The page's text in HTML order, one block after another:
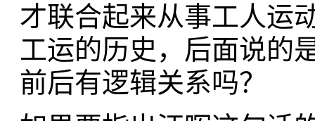
才联合起来从事工人运
工运的历史，后面说的
前后有逻辑关系吗？